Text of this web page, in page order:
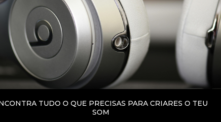
TUDO O QUE PRECISAS PARA CRIARES O TEU
SOM